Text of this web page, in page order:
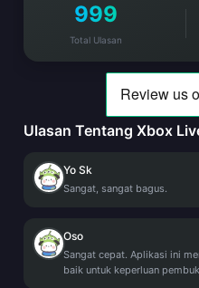
999
Total Ulasan
Ulasan Tentang Xbox
Yo Sk
Sangat, sangat bagus.
Oso
Sangat cepat. Aplikasi ini
baik untuk keperluan